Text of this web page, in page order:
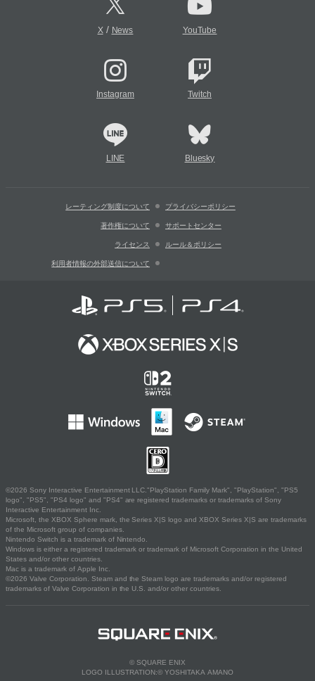
X/ News YouTube
Instagram Twitch
LINE Bluesky
レーティング制度について プライバシーポリシー
著作権について サポートセンター
ライセンス ルール＆ポリシー
利用者情報の外部送信について
©2026 Sony Interactive Entertainment LLC."PlayStation Family Mark", "PlayStation", "PS5
logo", "PS5", "PS4 logo" and "PS4" are registered trademarks or trademarks of Sony
Interactive Entertainment Inc.
Microsoft, the XBOX Sphere mark, the Series X|S logo and XBOX Series X|S are trademarks
of the Microsoft group of companies.
Nintendo Switch is a trademark of Nintendo.
Windows is either a registered trademark or trademark of Microsoft Corporation in the United
States and/or other countries.
Mac is a trademark of Apple Inc.
©2026 Valve Corporation. Steam and the Steam logo are trademarks and/or registered
trademarks of Valve Corporation in the U.S. and/or other countries.
© SQUARE ENIX
LOGO ILLUSTRATION:© YOSHITAKA AMANO